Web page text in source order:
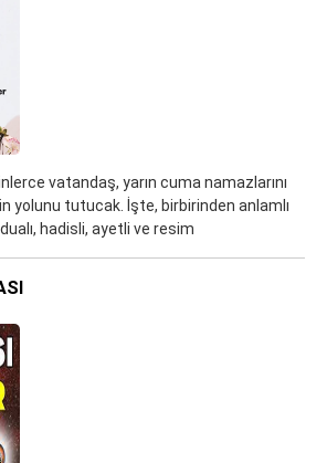
vatandaş, yarın cuma namazlarını
yolunu tutucak. İşte, birbirinden anlamlı
dualı, hadisli, ayetli ve resim